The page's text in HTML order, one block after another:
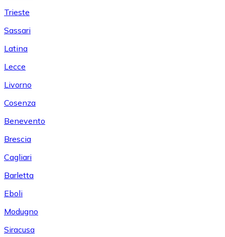
Trieste
Sassari
Latina
Lecce
Livorno
Cosenza
Benevento
Brescia
Cagliari
Barletta
Eboli
Modugno
Siracusa